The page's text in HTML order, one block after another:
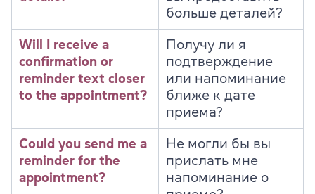
больше деталей?
Will I receive a
confirmation or
reminder text closer
to the appointment?
Получу ли я
подтверждение
или напоминание
ближе к дате
приема?
Could you send me a
reminder for the
appointment?
Не могли бы вы
прислать мне
напоминание о